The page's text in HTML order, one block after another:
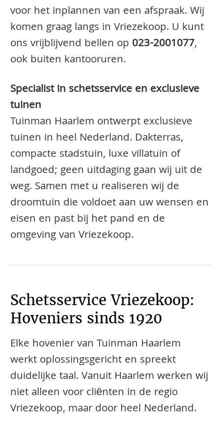
voor het inplannen van een afspraak. Wij
komen graag langs in Vriezekoop. U kunt
ons vrijblijvend bellen op 023-2001077,
ook buiten kantooruren.
Specialist in schetsservice en exclusieve
tuinen
Tuinman Haarlem ontwerpt exclusieve
tuinen in heel Nederland. Dakterras,
compacte stadstuin, luxe villatuin of
landgoed; geen uitdaging gaan wij uit de
weg. Samen met u realiseren wij de
droomtuin die voldoet aan uw wensen en
eisen en past bij het pand en de
omgeving van Vriezekoop.
Schetsservice Vriezekoop:
Hoveniers sinds 1920
Elke hovenier van Tuinman Haarlem
werkt oplossingsgericht en spreekt
duidelijke taal. Vanuit Haarlem werken wij
niet alleen voor cliënten in de regio
Vriezekoop, maar door heel Nederland.